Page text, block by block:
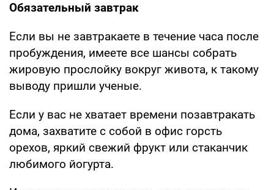
Обязательный завтрак
Если вы не завтракаете в течение часа после
пробуждения, имеете все шансы собрать
жировую прослойку вокруг живота, к такому
выводу пришли ученые.
Если у вас не хватает времени позавтракать
дома, захватите с собой в офис горсть
орехов, яркий свежий фрукт или стаканчик
любимого йогурта.